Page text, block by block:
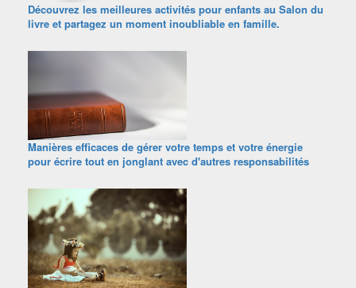
Découvrez les meilleures activités pour enfants au Salon du
livre et partagez un moment inoubliable en famille.
Manières efficaces de gérer votre temps et votre énergie
pour écrire tout en jonglant avec d'autres responsabilités